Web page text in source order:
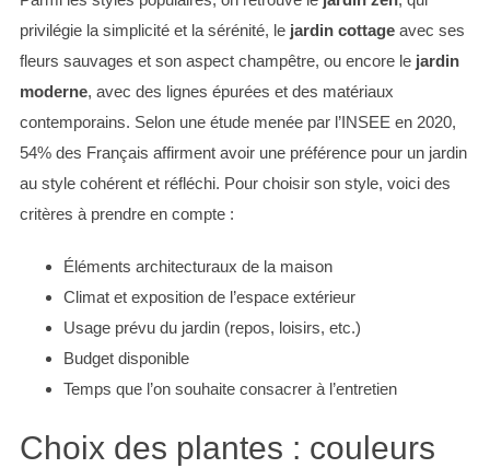
privilégie la simplicité et la sérénité, le jardin cottageavec ses
fleurs sauvages et son aspect champêtre, ou encore le jardin
moderne, avec des lignes épurées et des matériaux
contemporains. Selon une étude menée par l’INSEE en 2020,
54% des Français affirment avoir une préférence pour un jardin
au style cohérent et réfléchi. Pour choisir son style, voici des
critères à prendre en compte :
Éléments architecturaux de la maison
Climat et exposition de l’espace extérieur
Usage prévu du jardin (repos, loisirs, etc.)
Budget disponible
Temps que l’on souhaite consacrer à l’entretien
Choix des plantes : couleurs